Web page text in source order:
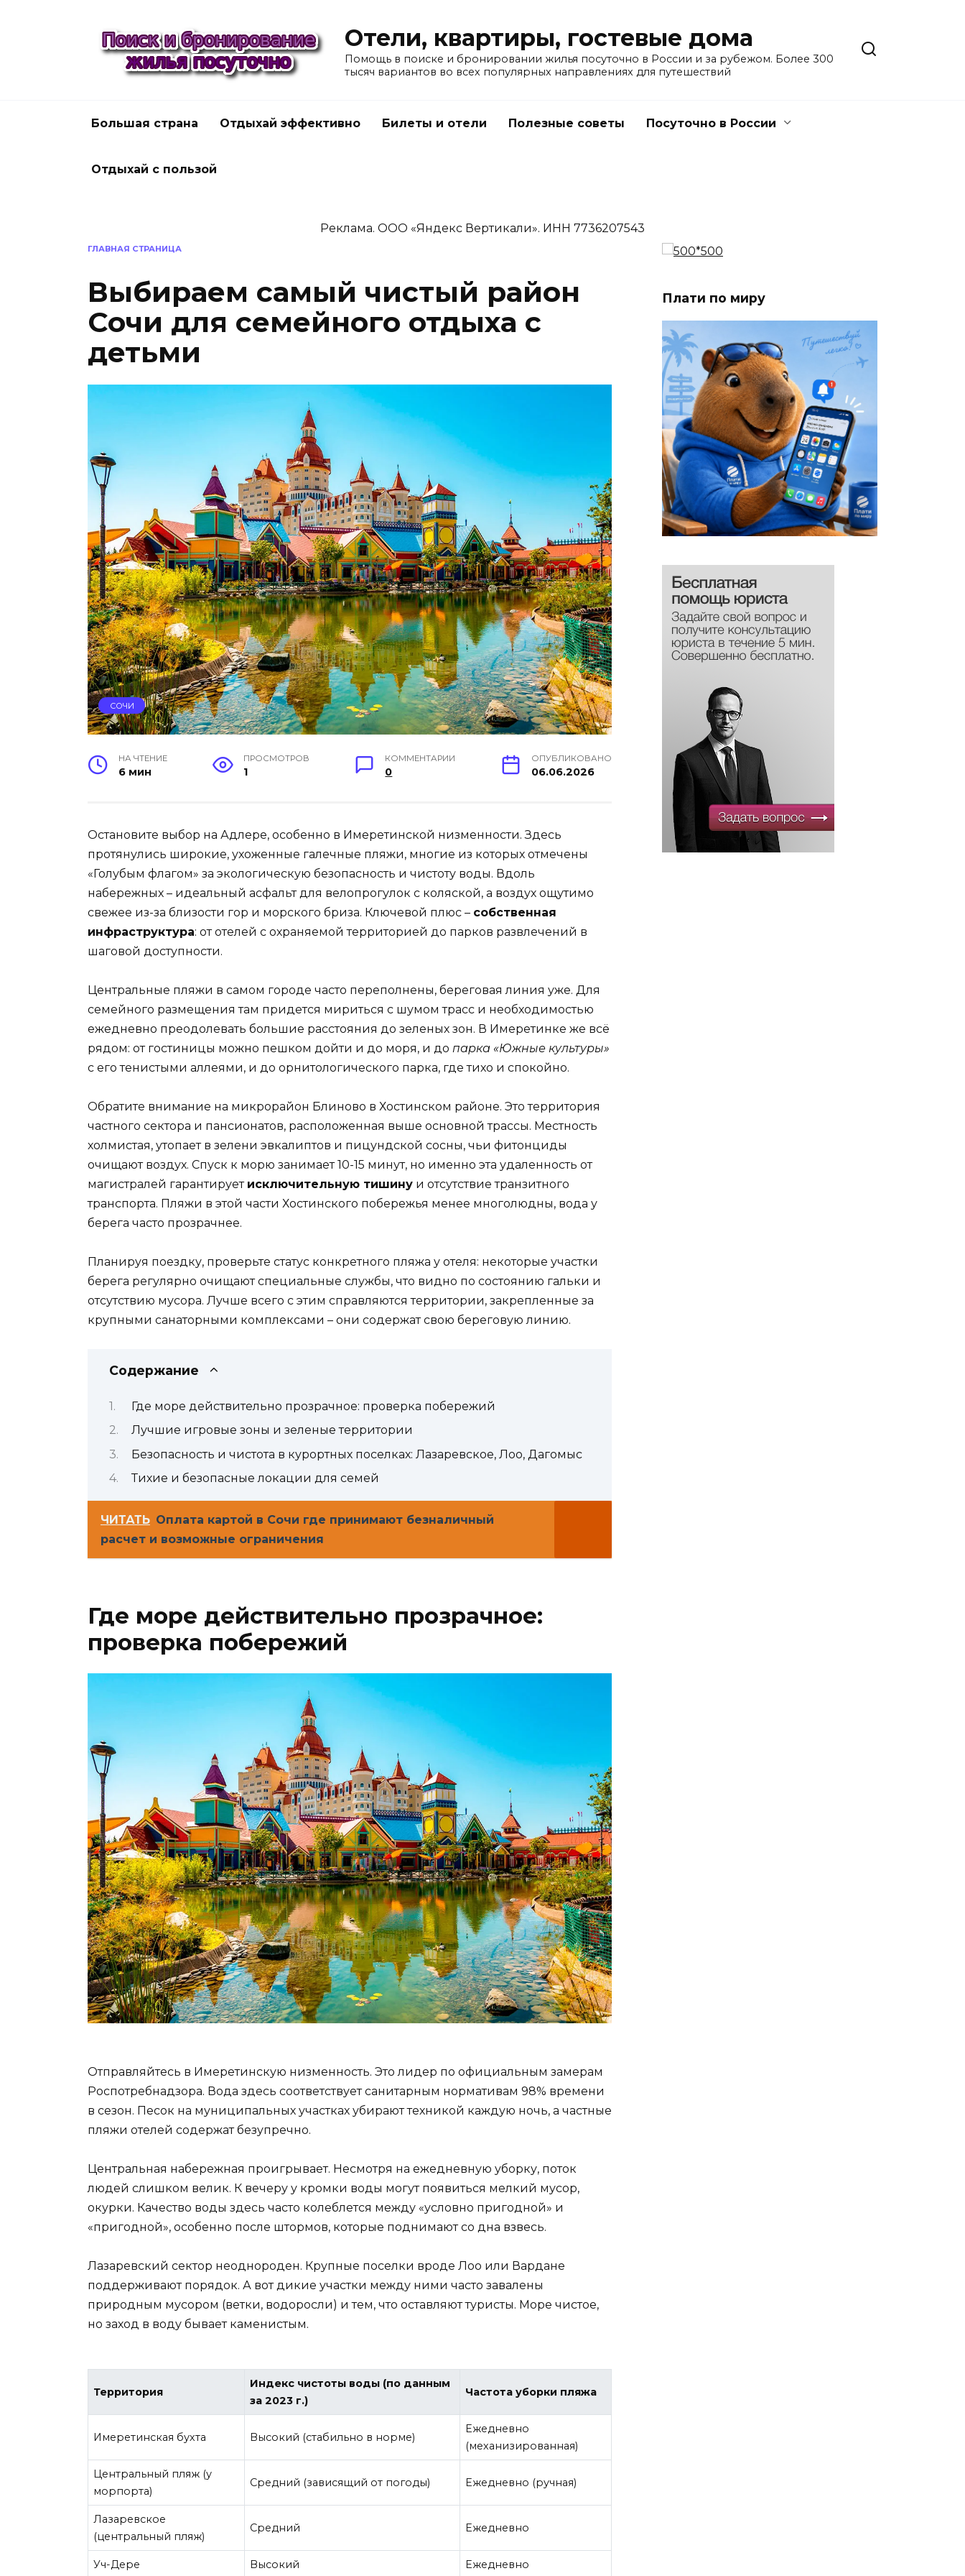
Отели, квартиры, гостевые дома
Помощь в поиске и бронировании жилья посуточно в России и за рубежом. Более 300
тысяч вариантов во всех популярных направлениях для путешествий
Большая страна Отдыхай эффективно Билеты и отели Полезные советы Посуточно в России
Отдыхай с пользой
Реклама. ООО «Яндекс Вертикали». ИНН 7736207543
ГЛАВНАЯ СТРАНИЦА
Выбираем самый чистый район
Сочи для семейного отдыха с
детьми
СОЧИ
НА ЧТЕНИЕ
6 мин
ПРОСМОТРОВ
1
КОММЕНТАРИИ
0
ОПУБЛИКОВАНО
06.06.2026
Остановите выбор на Адлере, особенно в Имеретинской низменности. Здесь
протянулись широкие, ухоженные галечные пляжи, многие из которых отмечены
«Голубым флагом» за экологическую безопасность и чистоту воды. Вдоль
набережных – идеальный асфальт для велопрогулок с коляской, а воздух ощутимо
свежее из-за близости гор и морского бриза. Ключевой плюс – собственная
инфраструктура: от отелей с охраняемой территорией до парков развлечений в
шаговой доступности.
Центральные пляжи в самом городе часто переполнены, береговая линия уже. Для
семейного размещения там придется мириться с шумом трасс и необходимостью
ежедневно преодолевать большие расстояния до зеленых зон. В Имеретинке же всё
рядом: от гостиницы можно пешком дойти и до моря, и до парка «Южные культуры»
с его тенистыми аллеями, и до орнитологического парка, где тихо и спокойно.
Обратите внимание на микрорайон Блиново в Хостинском районе. Это территория
частного сектора и пансионатов, расположенная выше основной трассы. Местность
холмистая, утопает в зелени эвкалиптов и пицундской сосны, чьи фитонциды
очищают воздух. Спуск к морю занимает 10-15 минут, но именно эта удаленность от
магистралей гарантирует исключительную тишину и отсутствие транзитного
транспорта. Пляжи в этой части Хостинского побережья менее многолюдны, вода у
берега часто прозрачнее.
Планируя поездку, проверьте статус конкретного пляжа у отеля: некоторые участки
берега регулярно очищают специальные службы, что видно по состоянию гальки и
отсутствию мусора. Лучше всего с этим справляются территории, закрепленные за
крупными санаторными комплексами – они содержат свою береговую линию.
Содержание
Где море действительно прозрачное: проверка побережий
Лучшие игровые зоны и зеленые территории
Безопасность и чистота в курортных поселках: Лазаревское, Лоо, Дагомыс
Тихие и безопасные локации для семей
ЧИТАТЬ Оплата картой в Сочи где принимают безналичный
расчет и возможные ограничения
Где море действительно прозрачное:
проверка побережий
Отправляйтесь в Имеретинскую низменность. Это лидер по официальным замерам
Роспотребнадзора. Вода здесь соответствует санитарным нормативам 98% времени
в сезон. Песок на муниципальных участках убирают техникой каждую ночь, а частные
пляжи отелей содержат безупречно.
Центральная набережная проигрывает. Несмотря на ежедневную уборку, поток
людей слишком велик. К вечеру у кромки воды могут появиться мелкий мусор,
окурки. Качество воды здесь часто колеблется между «условно пригодной» и
«пригодной», особенно после штормов, которые поднимают со дна взвесь.
Лазаревский сектор неоднороден. Крупные поселки вроде Лоо или Вардане
поддерживают порядок. А вот дикие участки между ними часто завалены
природным мусором (ветки, водоросли) и тем, что оставляют туристы. Море чистое,
но заход в воду бывает каменистым.
Территория
Индекс чистоты воды (по данным
за 2023 г.)
Частота уборки пляжа
Имеретинская бухта Высокий (стабильно в норме)
Ежедневно
(механизированная)
Центральный пляж (у
морпорта)
Средний (зависящий от погоды) Ежедневно (ручная)
Лазаревское
(центральный пляж)
Средний Ежедневно
Уч-Дере Высокий Ежедневно
Плати по миру